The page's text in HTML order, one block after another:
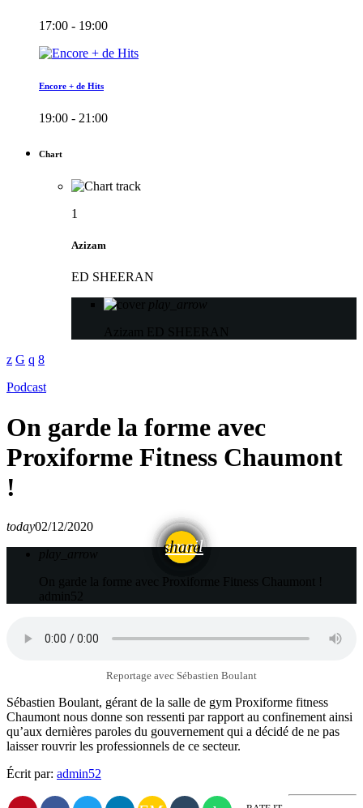
17:00 - 19:00
Encore + de Hits
19:00 - 21:00
Chart
1
Azizam
ED SHEERAN
play_arrow
Azizam
ED SHEERAN
Podcast
On garde la forme avec
Proxiforme Fitness Chaumont
!
today02/12/2020
share
email
play_arrow
On garde la forme avec Proxiforme Fitness Chaumont !
admin52
Reportage avec Sébastien Boulant
Sébastien Boulant, gérant de la salle de gym Proxiforme fitness
Chaumont nous donne son ressenti par rapport au confinement ainsi
qu’aux dernières paroles du gouvernement qui a décidé de ne pas
laisser rouvrir les professionnels de ce secteur.
Écrit par: admin52